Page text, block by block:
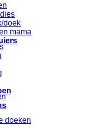
doek
mama
doeken